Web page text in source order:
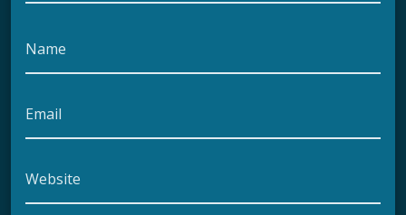
Name
Email
Website